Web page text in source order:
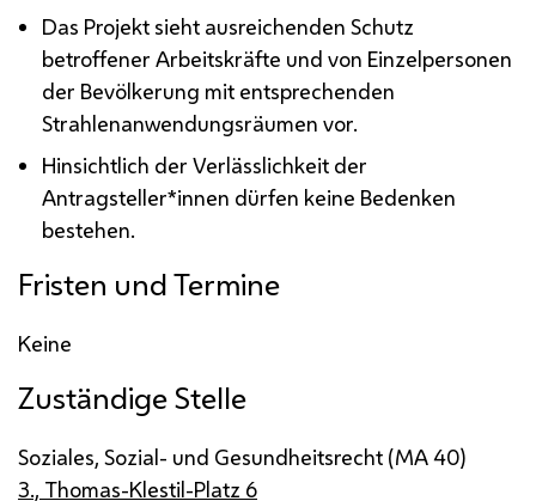
Das Projekt sieht ausreichenden Schutz
betroffener Arbeitskräfte und von Einzelpersonen
der Bevölkerung mit entsprechenden
Strahlenanwendungsräumen vor.
Hinsichtlich der Verlässlichkeit der
Antragsteller*innen dürfen keine Bedenken
bestehen.
Fristen und Termine
Keine
Zuständige Stelle
Soziales, Sozial- und Gesundheitsrecht (MA40)
3., Thomas-Klestil-Platz 6